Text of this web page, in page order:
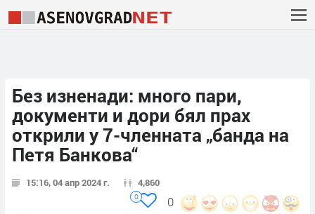
Без изненади: много пари,
документи и дори бял прах
открили у 7-членната „банда на
Петя Банкова“
15:16, 04 апр 2024 г. 4,860
0
0